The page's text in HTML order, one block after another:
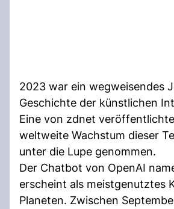
2023 war ein wegweisendes
Geschichte der künstlichen
Eine von zdnet
weltweite Wachstum dieser
unter die Lupe genommen.
Der Chatbot von OpenAI
erscheint als meistgenutztes
Planeten. Zwischen